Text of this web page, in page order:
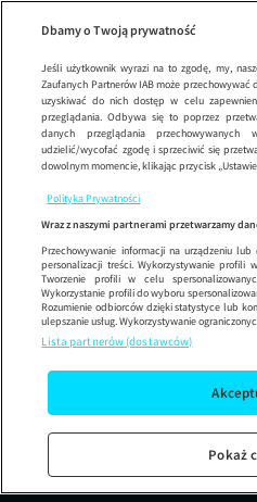
Wypróbuj aplikację mobilną
Korzystaj z łatwiejszej
Dbamy o Twoją prywatność
Jeśli użytkownik wyrazi na to zgodę, my,
Zaufanych Partnerów IAB może przechowywać
uzyskiwać do nich dostęp w celu
przeglądania. Odbywa się to poprzez
danych przeglądania
udzielić/wycofać zgodę i sprzeciwić się
dowolnym momencie, klikając przycisk
Polityka Prywatności
Wraz z naszymi partnerami przetwarzamy
Przechowywanie informacji na urządzeniu
personalizacji treści. Wykorzystywanie profili
Tworzenie profili w celu
Wykorzystanie profili do wyboru
Rozumienie odbiorców dzięki statystyce lub
ulepszanie usług. Wykorzystywanie
Lista partnerów (dostawców)
Pokaż